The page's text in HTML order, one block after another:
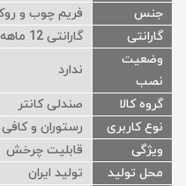
جنس
فریم چوب و
گارانتی
گارانتی 12 ماهه هوگر
وضعیت
نصب
ندارد
گروه کالا
صندلی کانتر
نوع کاربری
رستوران و
ویژگی
قابلیت چرخش
محل تولید
تولید ایران